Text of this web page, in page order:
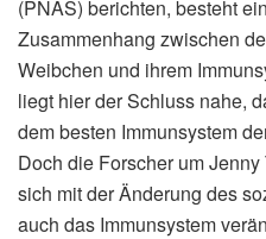
(PNAS) berichten, besteht
Zusammenhang zwischen
Weibchen und ihrem
liegt hier der Schluss nahe,
dem besten Immunsystem
Doch die Forscher um
sich mit der Änderung des
auch das Immunsystem